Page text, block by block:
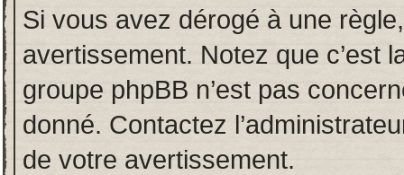
Si vous avez dérogé à une
avertissement. Notez que c’est
groupe phpBB n’est pas
donné. Contactez
de votre avertissement.